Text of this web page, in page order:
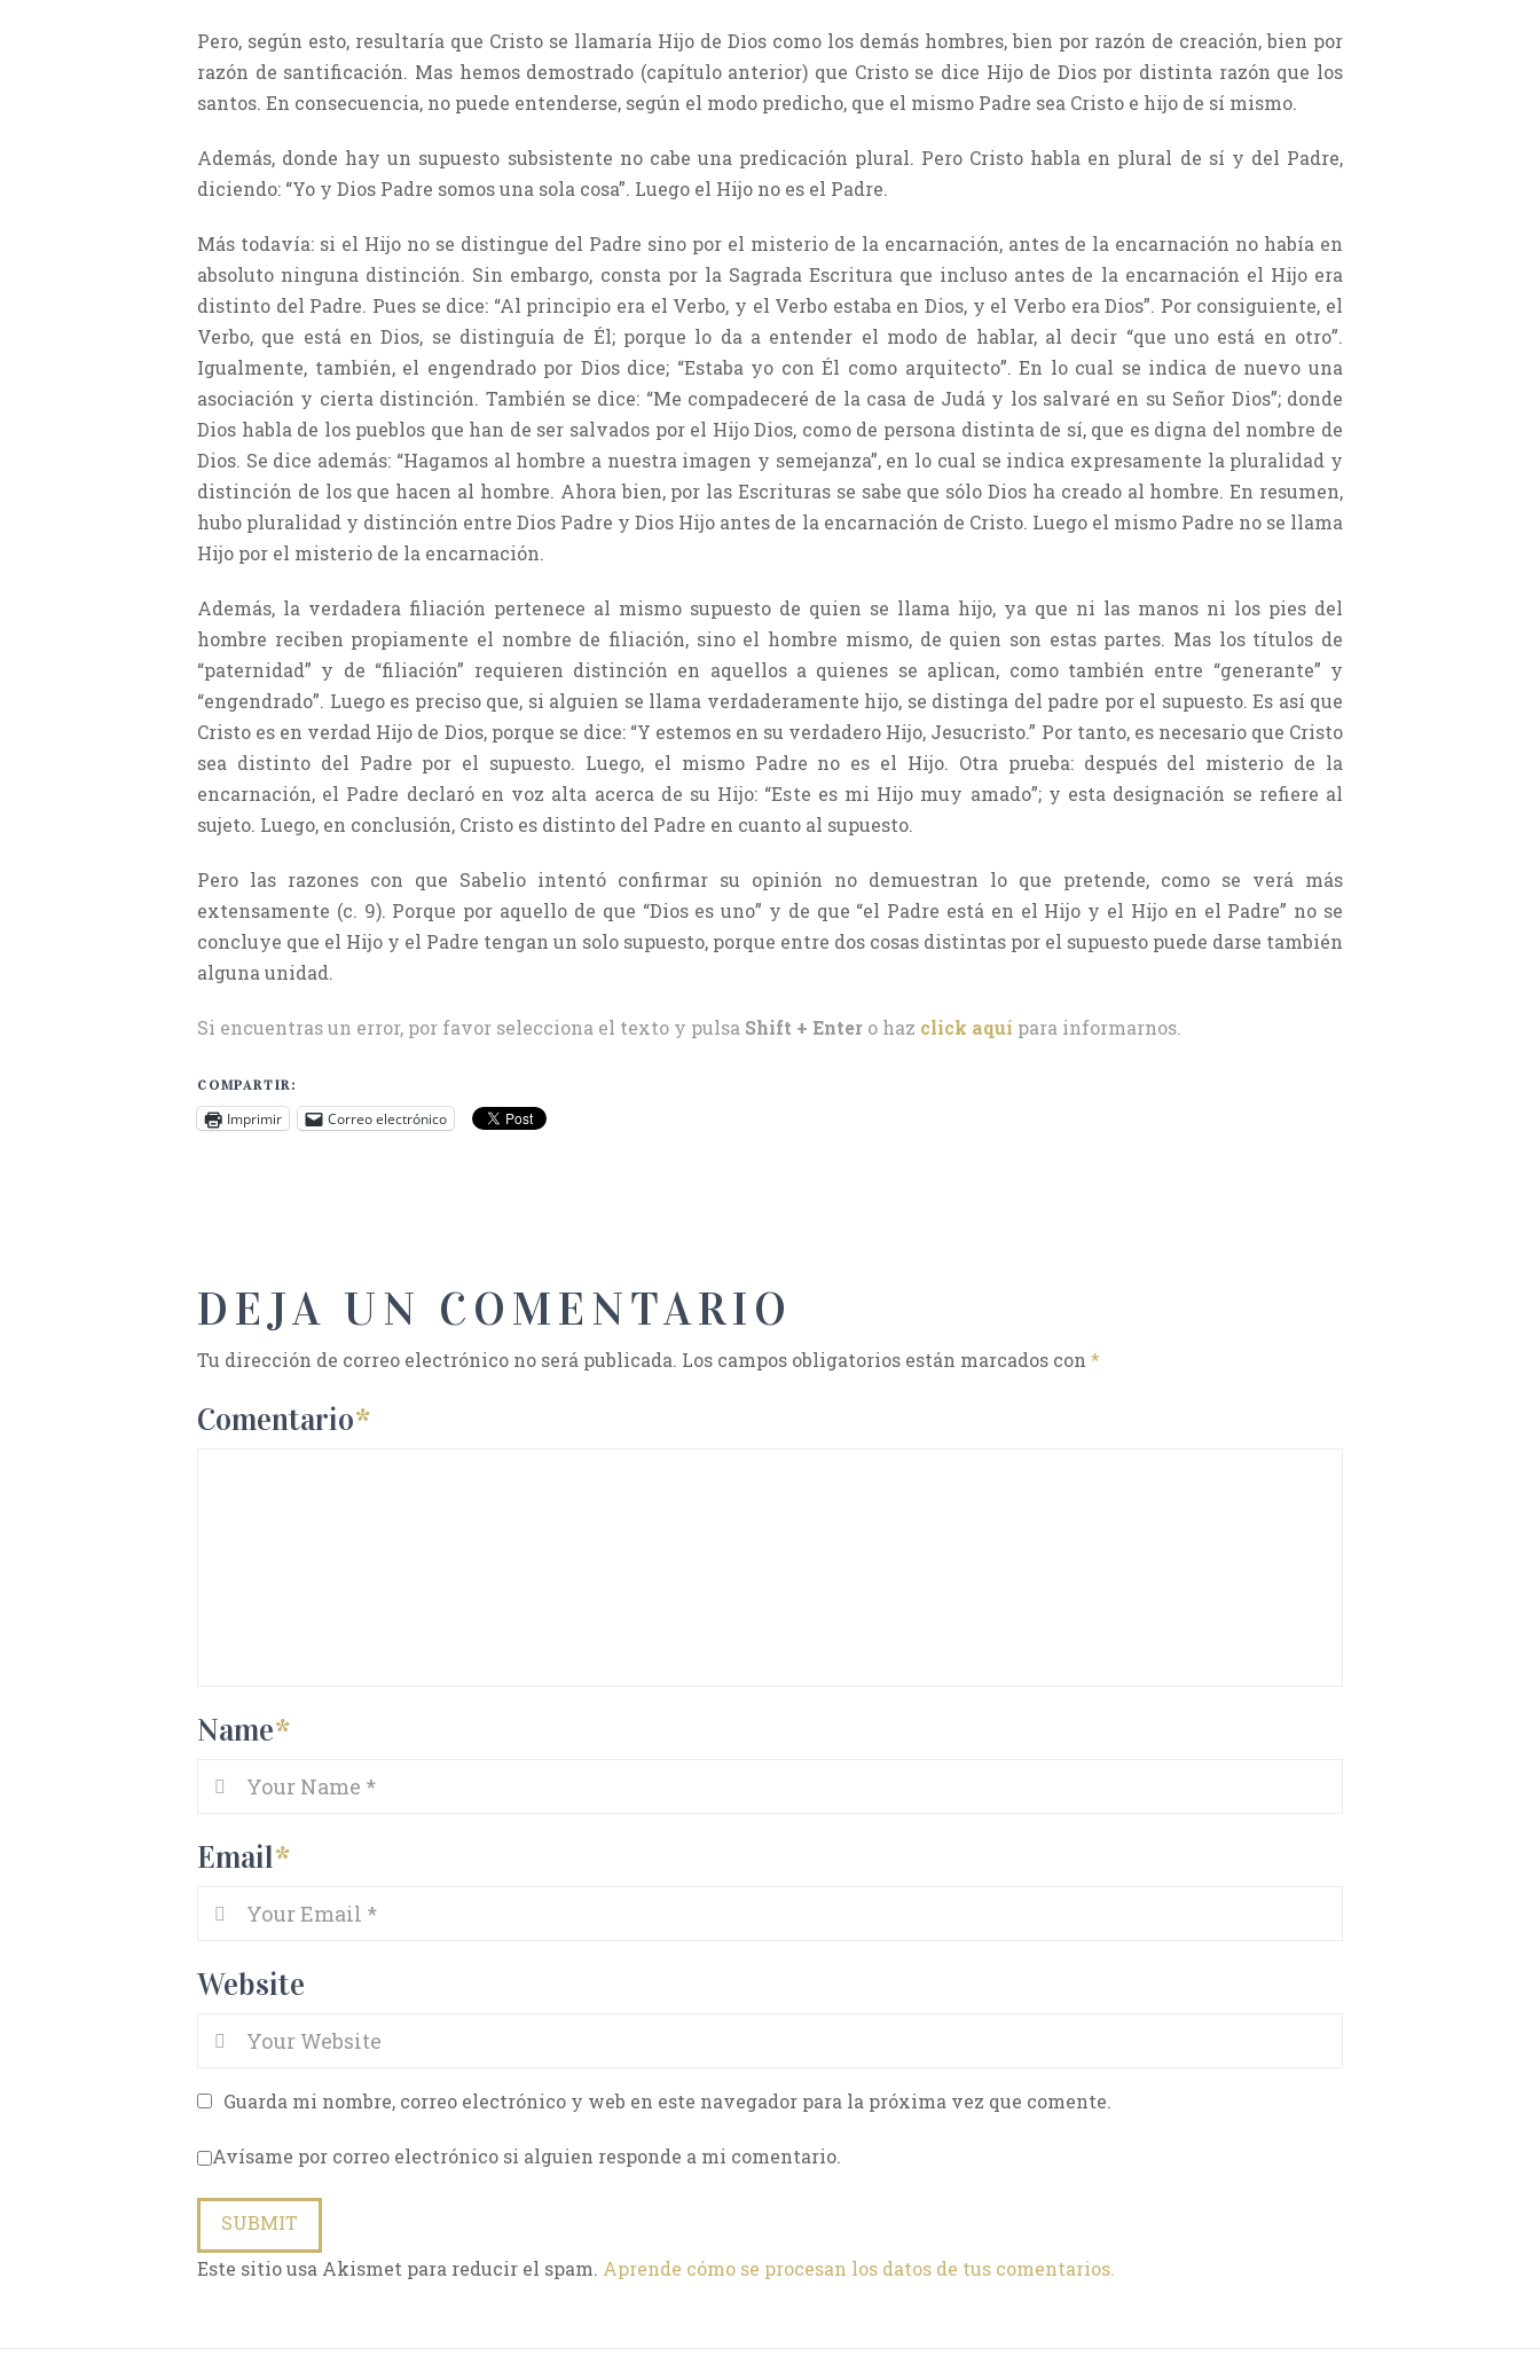
Pero, según esto, resultaría que Cristo se llamaría Hijo de Dios como los demás hombres, bien por razón de creación, bien por
razón de santificación. Mas hemos demostrado (capítulo anterior) que Cristo se dice Hijo de Dios por distinta razón que los
santos. En consecuencia, no puede entenderse, según el modo predicho, que el mismo Padre sea Cristo e hijo de sí mismo.
Además, donde hay un supuesto subsistente no cabe una predicación plural. Pero Cristo habla en plural de sí y del Padre,
diciendo: “Yo y Dios Padre somos una sola cosa”. Luego el Hijo no es el Padre.
Más todavía: si el Hijo no se distingue del Padre sino por el misterio de la encarnación, antes de la encarnación no había en
absoluto ninguna distinción. Sin embargo, consta por la Sagrada Escritura que incluso antes de la encarnación el Hijo era
distinto del Padre. Pues se dice: “Al principio era el Verbo, y el Verbo estaba en Dios, y el Verbo era Dios”. Por consiguiente, el
Verbo, que está en Dios, se distinguía de Él; porque lo da a entender el modo de hablar, al decir “que uno está en otro”.
Igualmente, también, el engendrado por Dios dice; “Estaba yo con Él como arquitecto”. En lo cual se indica de nuevo una
asociación y cierta distinción. También se dice: “Me compadeceré de la casa de Judá y los salvaré en su Señor Dios”; donde
Dios habla de los pueblos que han de ser salvados por el Hijo Dios, como de persona distinta de sí, que es digna del nombre de
Dios. Se dice además: “Hagamos al hombre a nuestra imagen y semejanza”, en lo cual se indica expresamente la pluralidad y
distinción de los que hacen al hombre. Ahora bien, por las Escrituras se sabe que sólo Dios ha creado al hombre. En resumen,
hubo pluralidad y distinción entre Dios Padre y Dios Hijo antes de la encarnación de Cristo. Luego el mismo Padre no se llama
Hijo por el misterio de la encarnación.
Además, la verdadera filiación pertenece al mismo supuesto de quien se llama hijo, ya que ni las manos ni los pies del
hombre reciben propiamente el nombre de filiación, sino el hombre mismo, de quien son estas partes. Mas los títulos de
“paternidad” y de “filiación” requieren distinción en aquellos a quienes se aplican, como también entre “generante” y
“engendrado”. Luego es preciso que, si alguien se llama verdaderamente hijo, se distinga del padre por el supuesto. Es así que
Cristo es en verdad Hijo de Dios, porque se dice: “Y estemos en su verdadero Hijo, Jesucristo.” Por tanto, es necesario que Cristo
sea distinto del Padre por el supuesto. Luego, el mismo Padre no es el Hijo. Otra prueba: después del misterio de la
encarnación, el Padre declaró en voz alta acerca de su Hijo: “Este es mi Hijo muy amado”; y esta designación se refiere al
sujeto. Luego, en conclusión, Cristo es distinto del Padre en cuanto al supuesto.
Pero las razones con que Sabelio intentó confirmar su opinión no demuestran lo que pretende, como se verá más
extensamente (c. 9). Porque por aquello de que “Dios es uno” y de que “el Padre está en el Hijo y el Hijo en el Padre” no se
concluye que el Hijo y el Padre tengan un solo supuesto, porque entre dos cosas distintas por el supuesto puede darse también
alguna unidad.
Si encuentras un error, por favor selecciona el texto y pulsa Shift + Enter o haz click aquí para informarnos.
COMPARTIR:
Imprimir Correo electrónico
DEJA UN COMENTARIO
Tu dirección de correo electrónico no será publicada. Los campos obligatorios están marcados con *
Comentario*
Name*
Email*
Website
Guarda mi nombre, correo electrónico y web en este navegador para la próxima vez que comente.
Avísame por correo electrónico si alguien responde a mi comentario.
Este sitio usa Akismet para reducir el spam. Aprende cómo se procesan los datos de tus comentarios.